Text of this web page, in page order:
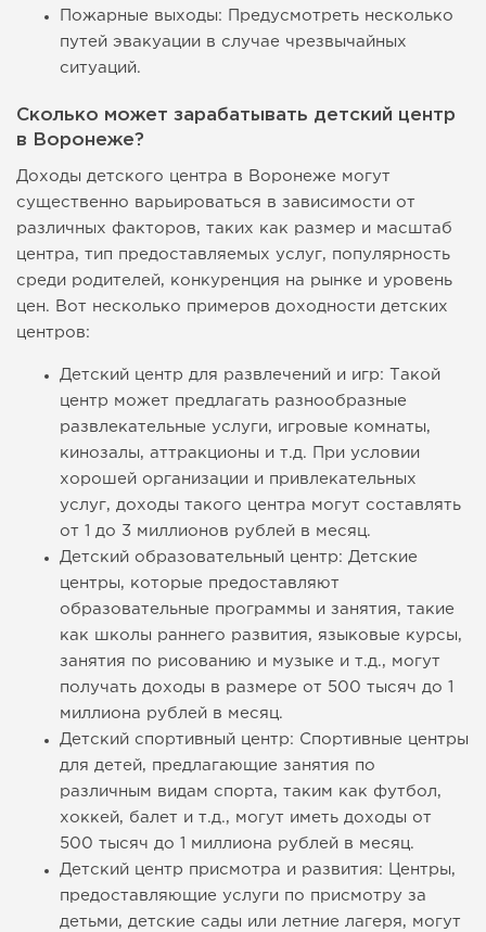
Пожарные выходы: Предусмотреть несколько
путей эвакуации в случае чрезвычайных
ситуаций.
Сколько может зарабатывать детский центр
в Воронеже?
Доходы детского центра в Воронеже могут
существенно варьироваться в зависимости от
различных факторов, таких как размер и масштаб
центра, тип предоставляемых услуг, популярность
среди родителей, конкуренция на рынке и уровень
цен. Вот несколько примеров доходности детских
центров:
Детский центр для развлечений и игр: Такой
центр может предлагать разнообразные
развлекательные услуги, игровые комнаты,
кинозалы, аттракционы и т.д. При условии
хорошей организации и привлекательных
услуг, доходы такого центра могут составлять
от 1 до 3 миллионов рублей в месяц.
Детский образовательный центр: Детские
центры, которые предоставляют
образовательные программы и занятия, такие
как школы раннего развития, языковые курсы,
занятия по рисованию и музыке и т.д., могут
получать доходы в размере от 500 тысяч до 1
миллиона рублей в месяц.
Детский спортивный центр: Спортивные центры
для детей, предлагающие занятия по
различным видам спорта, таким как футбол,
хоккей, балет и т.д., могут иметь доходы от
500 тысяч до 1 миллиона рублей в месяц.
Детский центр присмотра и развития: Центры,
предоставляющие услуги по присмотру за
детьми, детские сады или летние лагеря, могут